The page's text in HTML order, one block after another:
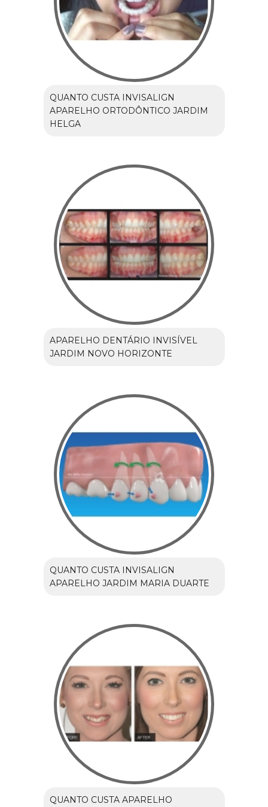
QUANTO CUSTA INVISALIGN
APARELHO ORTODÔNTICO JARDIM
HELGA
APARELHO DENTÁRIO INVISÍVEL
JARDIM NOVO HORIZONTE
QUANTO CUSTA INVISALIGN
APARELHO JARDIM MARIA DUARTE
QUANTO CUSTA APARELHO